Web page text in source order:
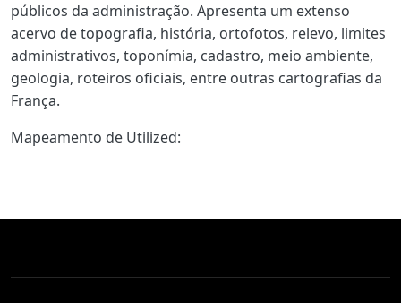
públicos da administração. Apresenta um extenso
acervo de topografia, história, ortofotos, relevo, limites
administrativos, toponímia, cadastro, meio ambiente,
geologia, roteiros oficiais, entre outras cartografias da
França.
Mapeamento de Utilized: